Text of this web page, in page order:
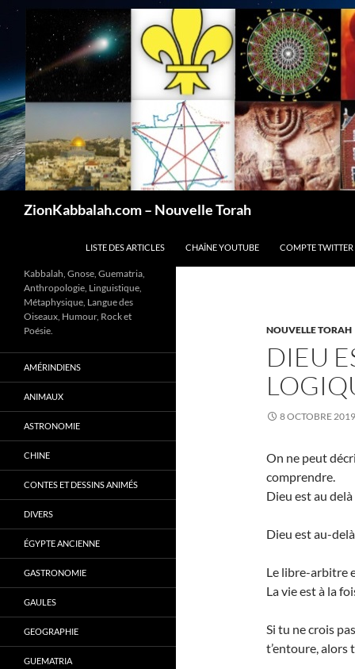
ZionKabbalah.com – Nouvelle Torah
LISTE DES ARTICLES
CHAÎNE YOUTUBE COMPTE TWITTER
NOUVELLE TORAH
DIEU
8 OCTOBRE 2019
On ne peut
comprendre.
Dieu est au delà
Dieu est au-
Le libre-arbitre
La vie est à la
Si tu ne crois
t’entoure, alors
Kabbalah, Gnose, Guematria,
Anthropologie, Linguistique,
Métaphysique, Langue des
Oiseaux, Humour, Rock et
Poésie.
AMÉRINDIENS
ANIMAUX
ASTRONOMIE
CHINE
CONTES ET DESSINS ANIMÉS
DIVERS
ÉGYPTE ANCIENNE
GASTRONOMIE
GAULES
GEOGRAPHIE
GUEMATRIA